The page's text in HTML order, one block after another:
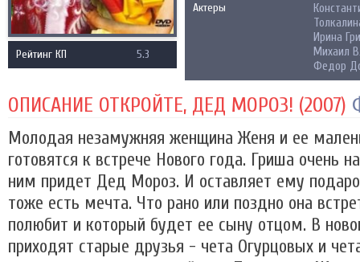
Рейтинг КП 5.3
Актеры
Ирина
Михаил
Федор
ОПИСАНИЕ ОТКРОЙТЕ, ДЕД МОРОЗ! (2007)
Молодая незамужняя женщина Женя и ее
готовятся к встрече Нового года. Гриша очень
ним придет Дед Мороз. И оставляет ему
тоже есть мечта. Что рано или поздно она
полюбит и который будет ее сыну отцом. В
приходят старые друзья - чета Огурцовых и